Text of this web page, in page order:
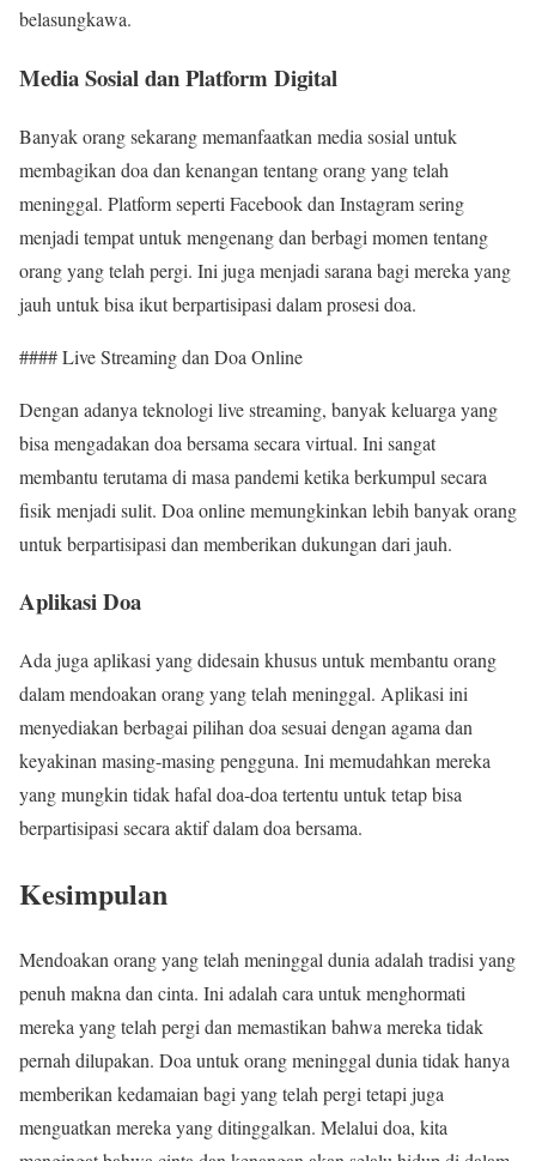
belasungkawa.
Media Sosial dan Platform Digital
Banyak orang sekarang memanfaatkan media sosial untuk
membagikan doa dan kenangan tentang orang yang telah
meninggal. Platform seperti Facebook dan Instagram sering
menjadi tempat untuk mengenang dan berbagi momen tentang
orang yang telah pergi. Ini juga menjadi sarana bagi mereka yang
jauh untuk bisa ikut berpartisipasi dalam prosesi doa.
#### Live Streaming dan Doa Online
Dengan adanya teknologi live streaming, banyak keluarga yang
bisa mengadakan doa bersama secara virtual. Ini sangat
membantu terutama di masa pandemi ketika berkumpul secara
fisik menjadi sulit. Doa online memungkinkan lebih banyak orang
untuk berpartisipasi dan memberikan dukungan dari jauh.
Aplikasi Doa
Ada juga aplikasi yang didesain khusus untuk membantu orang
dalam mendoakan orang yang telah meninggal. Aplikasi ini
menyediakan berbagai pilihan doa sesuai dengan agama dan
keyakinan masing-masing pengguna. Ini memudahkan mereka
yang mungkin tidak hafal doa-doa tertentu untuk tetap bisa
berpartisipasi secara aktif dalam doa bersama.
Kesimpulan
Mendoakan orang yang telah meninggal dunia adalah tradisi yang
penuh makna dan cinta. Ini adalah cara untuk menghormati
mereka yang telah pergi dan memastikan bahwa mereka tidak
pernah dilupakan. Doa untuk orang meninggal dunia tidak hanya
memberikan kedamaian bagi yang telah pergi tetapi juga
menguatkan mereka yang ditinggalkan. Melalui doa, kita